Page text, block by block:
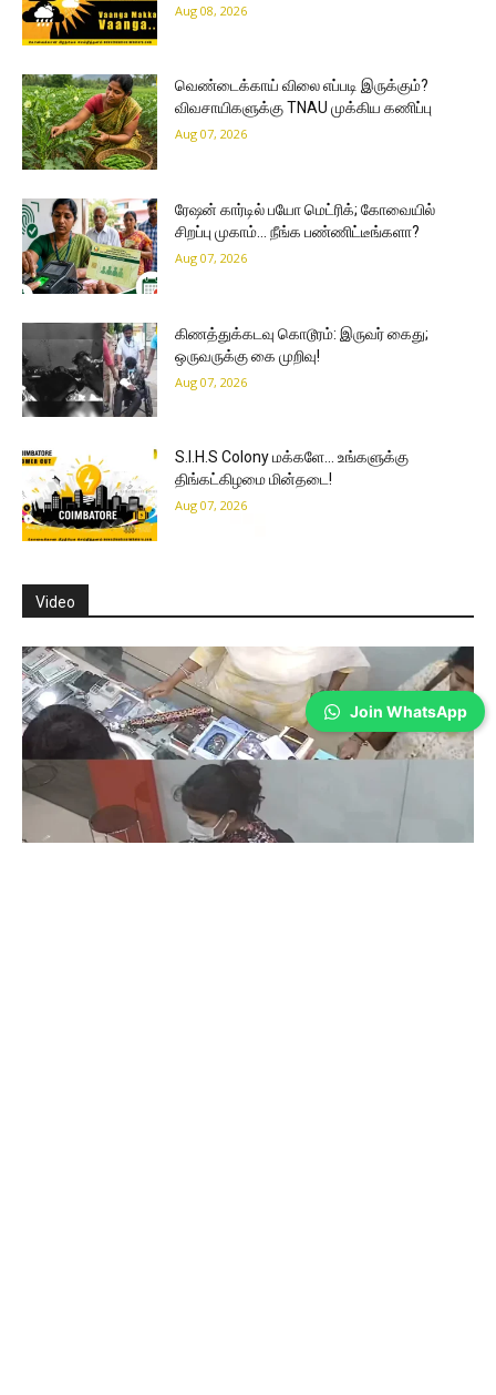
Aug 08, 2026
வெண்டைக்காய் விலை எப்படி இருக்கும்?
விவசாயிகளுக்கு TNAU முக்கிய கணிப்பு
Aug 07, 2026
ரேஷன் கார்டில் பயோ மெட்ரிக்; கோவையில்
சிறப்பு முகாம்… நீங்க பண்ணிட்டீங்களா?
Aug 07, 2026
கிணத்துக்கடவு கொடூரம்: இருவர் கைது;
ஒருவருக்கு கை முறிவு!
Aug 07, 2026
S.I.H.S Colony மக்களே… உங்களுக்கு
திங்கட்கிழமை மின்தடை!
Aug 07, 2026
Video
Join WhatsApp